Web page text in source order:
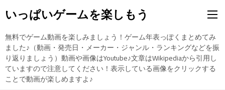
いっぱいゲームを楽しもう
無料でゲーム動画を楽しみましょう！ゲーム年表っぽくまとめてみ
ました♪（動画・発売日・メーカー・ジャンル・ランキングなどを振
り返りましょう）動画や画像はYoutube♪文章はWikipediaから引用し
ていますので注意してください！表示している画像をクリックする
ことで動画が楽しめますよ♪